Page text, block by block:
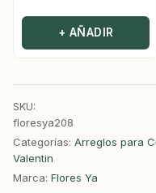
+ AÑADIR
SKU:
floresya208
Categorías: Arreglos para
Valentin
Marca: Flores Ya